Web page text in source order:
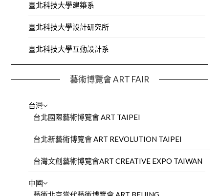
臺北科技大學建築系
臺北科技大學設計研究所
臺北科技大學互動設計系
藝術博覽會 ART FAIR
台灣
台北國際藝術博覽會 ART TAIPEI
台北新藝術博覽會 ART REVOLUTION TAIPEI
台灣文創藝術博覽會ART CREATIVE EXPO TAIWAN
中國